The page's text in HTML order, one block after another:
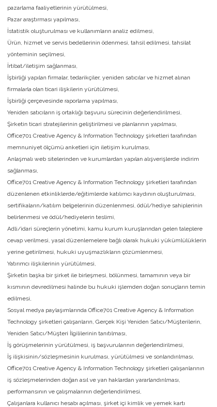
pazarlama faaliyetlerinin yürütülmesi,
Pazar araştırması yapılması,
İstatistik oluşturulması ve kullanımların analiz edilmesi,
Ürün, hizmet ve servis bedellerinin ödenmesi, tahsil edilmesi, tahsilat
yönteminin seçilmesi,
İrtibat/iletişim sağlanması,
İşbirliği yapılan firmalar, tedarikçiler, yeniden satıcılar ve hizmet alınan
firmalarla olan ticari ilişkilerin yürütülmesi,
İşbirliği çerçevesinde raporlama yapılması,
Yeniden satıcıların iş ortaklığı başvuru sürecinin değerlendirilmesi,
Şirketin ticari stratejilerinin geliştirilmesi ve planlarının yapılması,
Office701 Creative Agency & Information Technology şirketleri tarafından
memnuniyet ölçümü anketleri için iletişim kurulması,
Anlaşmalı web sitelerinden ve kurumlardan yapılan alışverişlerde indirim
sağlanması,
Office701 Creative Agency & Information Technology şirketleri tarafından
düzenlenen etkinliklerde/eğitimlerde katılımcı kaydının oluşturulması,
sertifikaların/katılım belgelerinin düzenlenmesi, ödül/hediye sahiplerinin
belirlenmesi ve ödül/hediyelerin teslimi,
Adli/idari süreçlerin yönetimi, kamu kurum kuruşlarından gelen taleplere
cevap verilmesi, yasal düzenlemelere bağlı olarak hukuki yükümlülüklerin
yerine getirilmesi, hukuki uyuşmazlıkların çözümlenmesi,
Yatırımcı ilişkilerinin yürütülmesi,
Şirketin başka bir şirket ile birleşmesi, bölünmesi, tamamının veya bir
kısmının devredilmesi halinde bu hukuki işlemden doğan sonuçların temin
edilmesi,
Sosyal medya paylaşımlarında Office701 Creative Agency & Information
Technology şirketleri çalışanların, Gerçek Kişi Yeniden Satıcı/Müşterilerin,
Yeniden Satıcı/Müşteri İlgililerinin tanıtılması,
İş görüşmelerinin yürütülmesi, iş başvurularının değerlendirilmesi,
İş ilişkisinin/sözleşmesinin kurulması, yürütülmesi ve sonlandırılması,
Office701 Creative Agency & Information Technology şirketleri çalışanlarının
iş sözleşmelerinden doğan asıl ve yan haklardan yararlandırılması,
performansının ve çalışmalarının değerlendirilmesi,
Çalışanlara kullanıcı hesabı açılması, şirket içi kimlik ve yemek kartı